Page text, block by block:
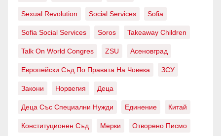
Sexual Revolution Social Services Sofia
Sofia Social Services Soros Takeaway Children
Talk On World Congres ZSU Асеновград
Европейски Съд По Правата На Човека ЗСУ
Закони Норвегия Деца
Деца Със Специални Нужди Единение Китай
Конституционен Съд Мерки Отворено Писмо